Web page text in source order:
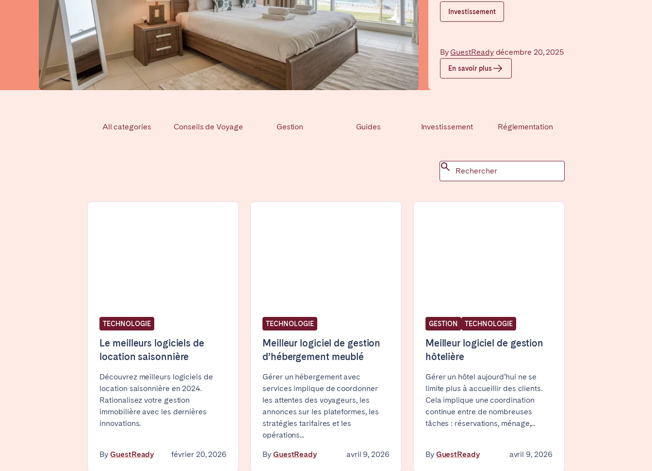
Investissement
By GuestReady décembre 20, 2025
En savoir plus
All categories Conseils de Voyage Gestion Guides Investissement Réglementation
TECHNOLOGIE
Le meilleurs logiciels de
location saisonnière
Découvrez meilleurs logiciels de
location saisonnière en 2024.
Rationalisez votre gestion
immobilière avec les dernières
innovations.
ByGuestReady février 20, 2026
TECHNOLOGIE
Meilleur logiciel de gestion
d’hébergement meublé
Gérer un hébergement avec
services implique de coordonner
les attentes des voyageurs, les
annonces sur les plateformes, les
stratégies tarifaires et les
opérations...
By GuestReady avril 9, 2026
GESTION TECHNOLOGIE
Meilleur logiciel de gestion
hôtelière
Gérer un hôtel aujourd’hui ne se
limite plus à accueillir des clients.
Cela implique une coordination
continue entre de nombreuses
tâches : réservations, ménage,...
By GuestReady avril 9, 2026
FRANCE
Aix-en-Provence Bassin d’Arcachon
Pays Basque et
Landes
Bordeaux
Cannes Dijon La Baule Lille
Lyon
Marseille
Martinique Montpellier Nantes
Nice
Poitiers La Réunion Strasbourg
IRELAND
Riyadh
Almería
Córdoba
Huelva
Málaga
Seville
El Hierro
Fuerteventura Gran Canaria
La Palma
Lanzarote